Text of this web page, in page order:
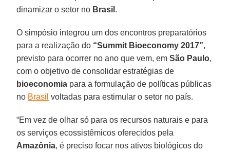
dinamizar o setor no Brasil .
O simpósio integrou um dos encontros preparatórios
para a realização do “Summit Bioeconomy 2017”,
previsto para ocorrer no ano que vem, emSão Paulo,
com o objetivo de consolidar estratégias de
bioeconomia para a formulação de políticas públicas
no Brasil voltadas para estimular o setor no país.
“Em vez de olhar só para os recursos naturais e para
os serviços ecossistêmicos oferecidos pela
Amazônia, é preciso focar nos ativos biológicos do